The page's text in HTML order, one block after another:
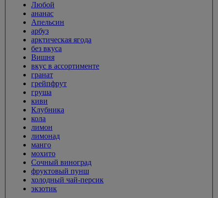
Любой
ананас
Апельсин
арбуз
арктическая ягода
без вкуса
Вишня
вкус в ассортименте
гранат
грейпфрут
груша
киви
Клубника
кола
лимон
лимонад
манго
мохито
Сочный виноград
фруктовый пунш
холодный чай-персик
экзотик